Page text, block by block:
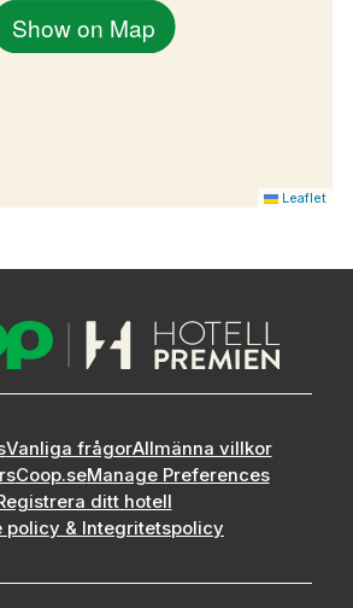
Show on Map
Leaflet
Vanliga frågorAllmänna villkor
Coop.seManage Preferences
ditt hotell
policy & Integritetspolicy